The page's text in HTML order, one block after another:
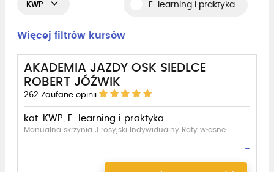
KWP E-learning i praktyka
Więcej filtrów kursów
AKADEMIA JAZDY OSK SIEDLCE
ROBERT JÓŹWIK
262 Zaufane opinii
kat. KWP, E-learning i praktyka
Manualna skrzynia J.rosyjski Indywidualny Raty własne
-